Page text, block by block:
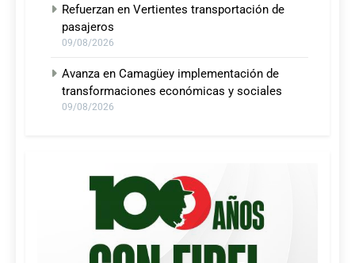
Refuerzan en Vertientes transportación de
pasajeros
09/08/2026
Avanza en Camagüey implementación de
transformaciones económicas y sociales
09/08/2026